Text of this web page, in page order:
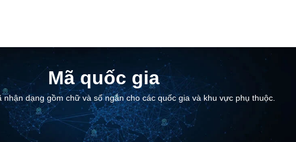
Mã quốc gia
nhận dạng gồm chữ và số ngắn cho các quốc gia và khu vực phụ thuộc.